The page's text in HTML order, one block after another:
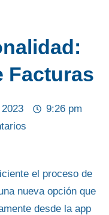
Facturas
9:26 pm
el proceso de
nueva opción que
desde la app